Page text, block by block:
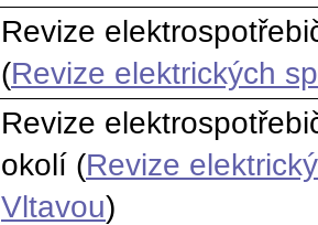
Revize
(Revize elektrických
Revize
okolí (Revize
Vltavou)